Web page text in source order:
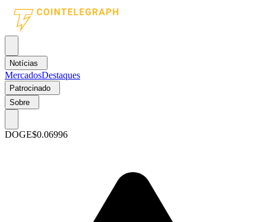
Notícias
MercadosDestaques
Patrocinado
Sobre
DOGE$0.06996